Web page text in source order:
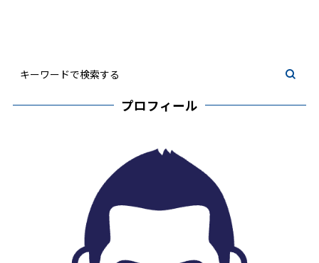
プロフィール